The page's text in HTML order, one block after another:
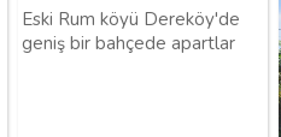
Eski Rum köyü Dereköy'de
geniş bir bahçede apartlar